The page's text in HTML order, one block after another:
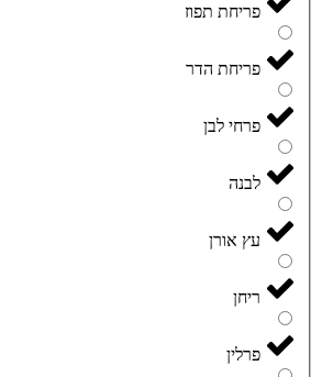
פריחת תפוז
פריחת הדר
פרחי לבן
לבנה
עץ אורן
ריחן
פרלין